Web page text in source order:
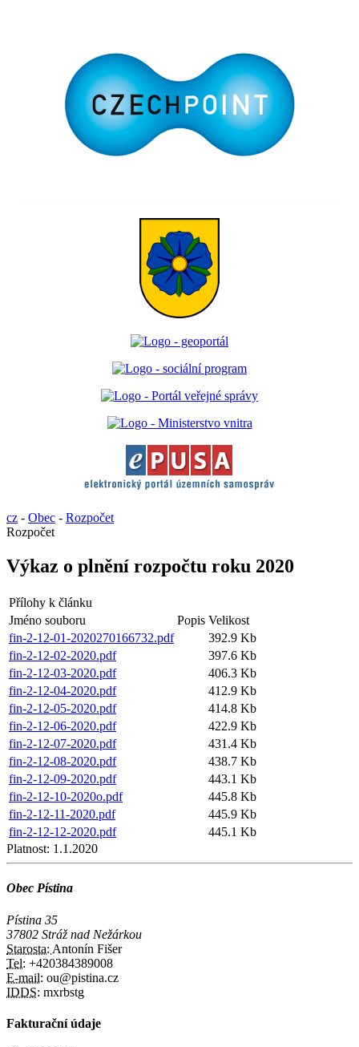
cz - Obec - Rozpočet
Rozpočet
Výkaz o plnění rozpočtu roku 2020
Přílohy k článku
Jméno souboru
Popis Velikost
fin-2-12-01-2020270166732.pdf
392.9 Kb
fin-2-12-02-2020.pdf
397.6 Kb
fin-2-12-03-2020.pdf
406.3 Kb
fin-2-12-04-2020.pdf
412.9 Kb
fin-2-12-05-2020.pdf
414.8 Kb
fin-2-12-06-2020.pdf
422.9 Kb
fin-2-12-07-2020.pdf
431.4 Kb
fin-2-12-08-2020.pdf
438.7 Kb
fin-2-12-09-2020.pdf
443.1 Kb
fin-2-12-10-2020o.pdf
445.8 Kb
fin-2-12-11-2020.pdf
445.9 Kb
fin-2-12-12-2020.pdf
445.1 Kb
Platnost: 1.1.2020
Obec Pístina
Pístina 35
37802 Stráž nad Nežárkou
Starosta: Antonín Fišer
Tel: +420384389008
E-mail: ou@pistina.cz
IDDS: mxrbstg
Fakturační údaje